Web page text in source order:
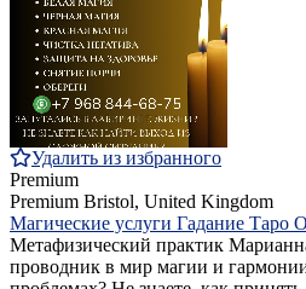
Удалить из избранного
Premium
Premium Bristol, United Kingdom
Магические услуги Гадание Таро
Метафизический практик
проводник в мир магии и